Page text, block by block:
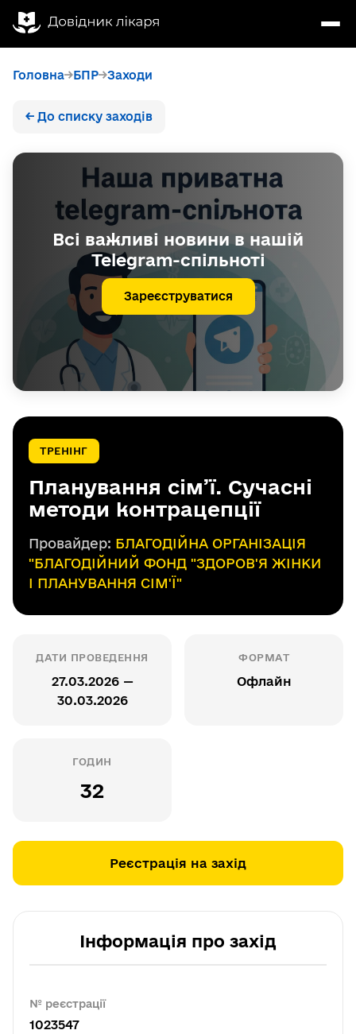
Головна БПР Заходи
← До списку заходів
Всі важливі новини в нашій
Telegram-спільноті
Зареєструватися
ТРЕНІНГ
Планування сім’ї. Сучасні
методи контрацепції
Провайдер: БЛАГОДІЙНА ОРГАНІЗАЦІЯ
"БЛАГОДІЙНИЙ ФОНД "ЗДОРОВ'Я ЖІНКИ
І ПЛАНУВАННЯ СІМ'Ї"
ДАТИ ПРОВЕДЕННЯ
27.03.2026 —
30.03.2026
ФОРМАТ
Офлайн
ГОДИН
32
Реєстрація на захід
Інформація про захід
№ реєстрації
1023547